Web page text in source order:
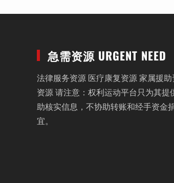
急需资源 URGENT NEED
法律服务资源 医疗康复资源 家属援
资源 请注意：权利运动平台只为其提
助核实信息，不协助转账和经手资金
宜。